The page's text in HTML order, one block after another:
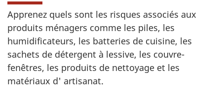
Apprenez quels sont les risques associés aux
produits ménagers comme les piles, les
humidificateurs, les batteries de cuisine, les
sachets de détergent à lessive, les couvre-
fenêtres, les produits de nettoyage et les
matériaux d' artisanat.